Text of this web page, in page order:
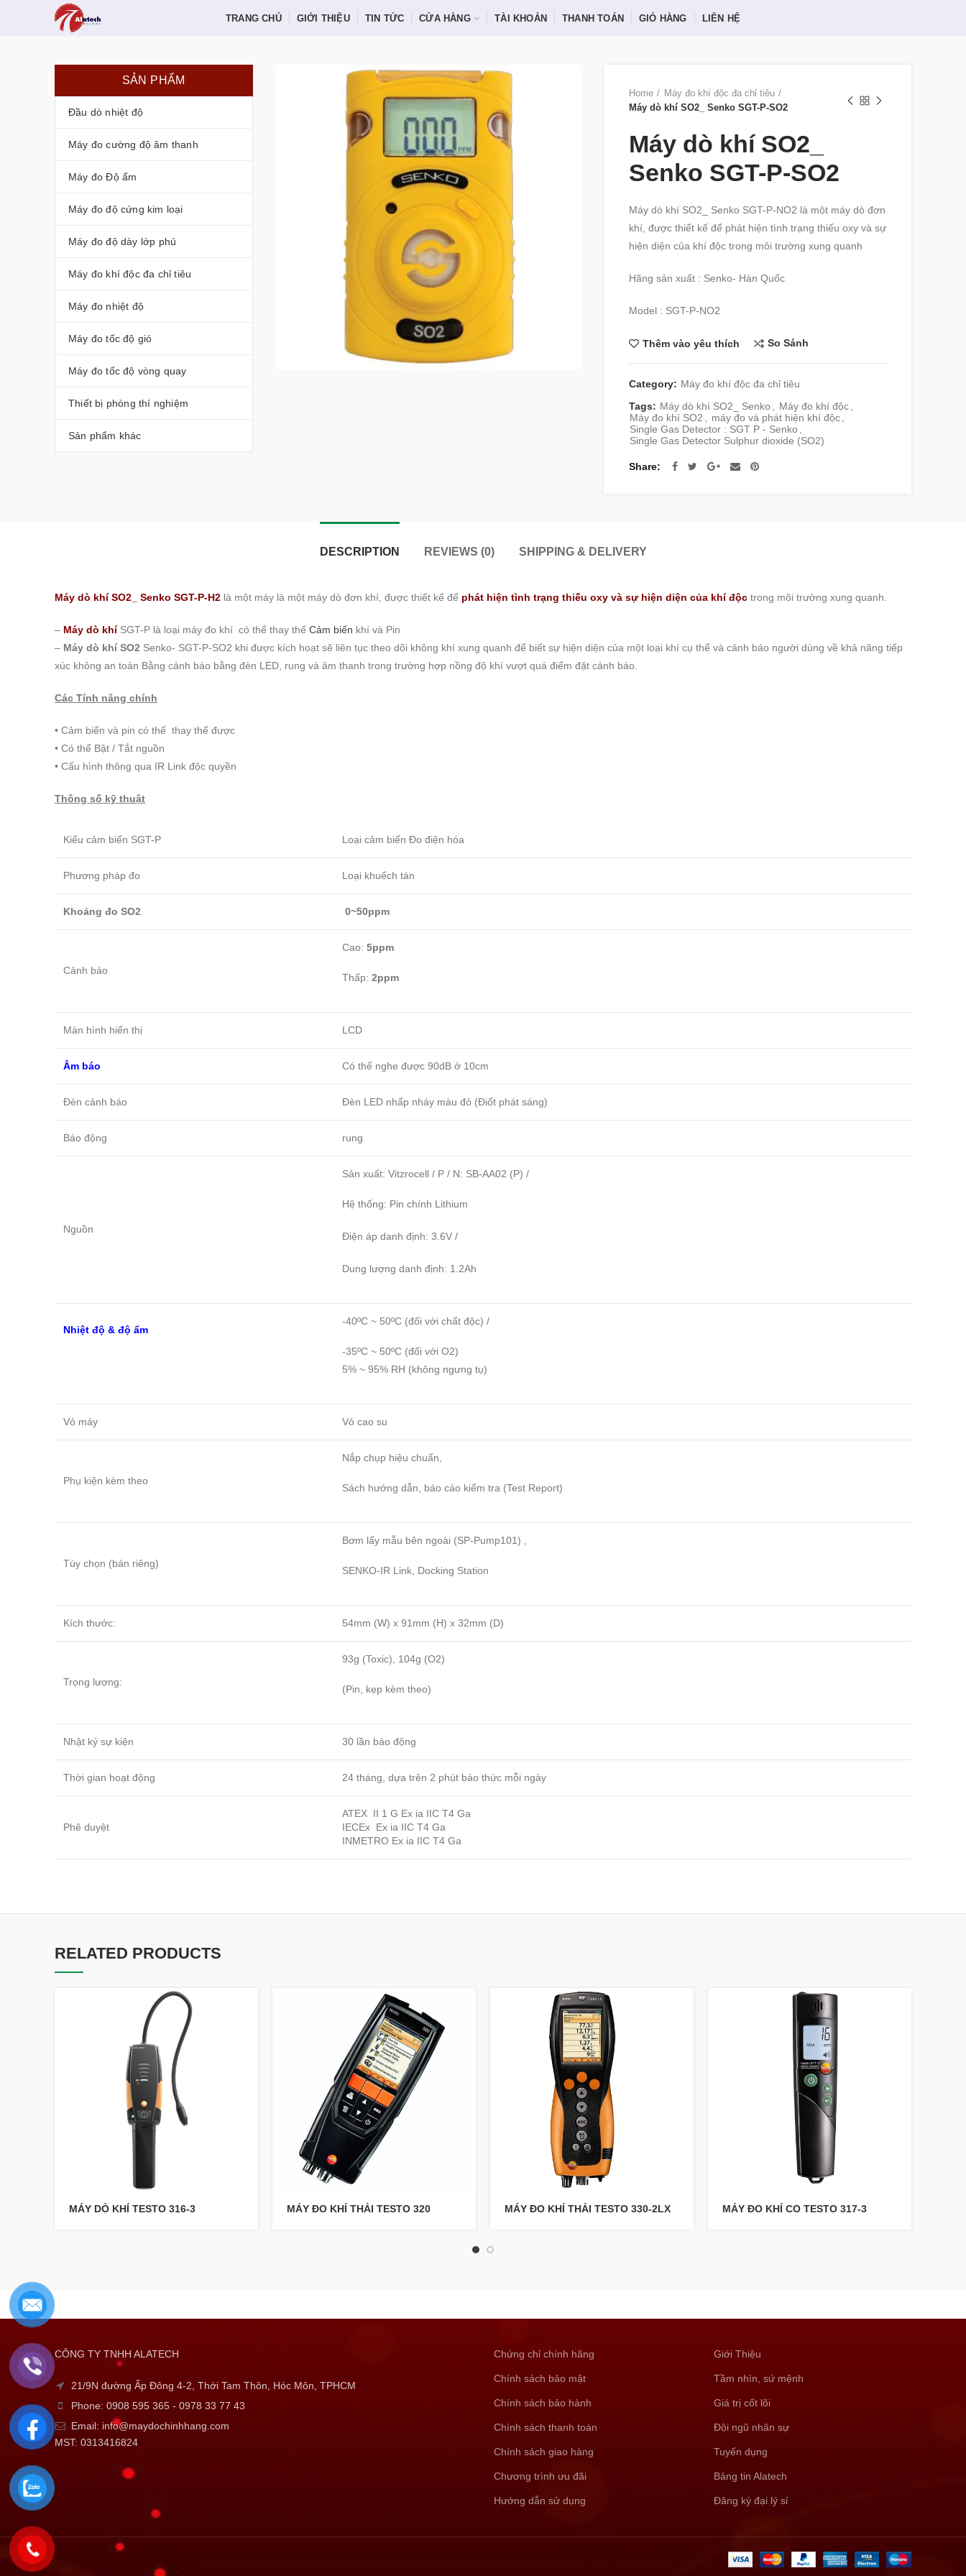
TRANG CHỦ GIỚI THIỆU TIN TỨC CỬA HÀNG TÀI KHOẢN THANH TOÁN GIỎ HÀNG LIÊN HỆ
Home
Máy đo khí độc đa chỉ tiêu
Máy dò khí SO2_ Senko SGT-P-SO2
Máy dò khí SO2_
Senko SGT-P-SO2
Máy dò khí SO2_ Senko SGT-P-NO2 là một máy dò đơn
khí, được thiết kế để phát hiện tình trạng thiếu oxy và sự
hiện diện của khí độc trong môi trường xung quanh
Hãng sản xuất : Senko- Hàn Quốc
Model : SGT-P-NO2
Thêm vào yêu thích So Sánh
Category: Máy đo khí độc đa chỉ tiêu
Tags: Máy dò khí SO2_ Senko , Máy đo khí độc ,
Máy đo khí SO2 , máy đo và phát hiện khí độc ,
Single Gas Detector : SGT P - Senko ,
Single Gas Detector Sulphur dioxide (SO2)
Share
SẢN PHẨM
Đầu dò nhiệt độ
Máy đo cường độ âm thanh
Máy đo Độ ẩm
Máy đo độ cứng kim loại
Máy đo độ dày lớp phủ
Máy đo khí độc đa chỉ tiêu
Máy đo nhiệt độ
Máy đo tốc độ gió
Máy đo tốc độ vòng quay
Thiết bị phòng thí nghiệm
Sản phẩm khác
DESCRIPTION REVIEWS (0) SHIPPING & DELIVERY
Máy dò khí SO2_ Senko SGT-P-H2 là một máy là một máy dò đơn khí, được thiết kế để phát hiện tình trạng thiếu oxy và sự hiện diện của khí độc trong môi trường xung quanh.
– Máy dò khí SGT-P là loại máy đo khí có thể thay thế Cảm biến khí và Pin
– Máy dò khí SO2 Senko- SGT-P-SO2 khi được kích hoạt sẽ liên tục theo dõi không khí xung quanh để biết sự hiện diện của một loại khí cụ thể và cảnh báo người dùng về khả năng tiếp
xúc không an toàn Bằng cảnh báo bằng đèn LED, rung và âm thanh trong trường hợp nồng độ khí vượt quá điểm đặt cảnh báo.
Các Tính năng chính
• Cảm biến và pin có thể thay thế được
• Có thể Bật / Tắt nguồn
• Cấu hình thông qua IR Link độc quyền
Thông số kỹ thuật
Kiểu cảm biến SGT-P Loại cảm biến Đo điện hóa
Phương pháp đo Loại khuếch tán
Khoảng đo SO2 0~50ppm
Cảnh báo
Cao: 5ppm
Thấp: 2ppm
Màn hình hiển thị LCD
Âm báo Có thể nghe được 90dB ở 10cm
Đèn cảnh báo Đèn LED nhấp nháy màu đỏ (Điốt phát sáng)
Báo động rung
Nguồn
Sản xuất: Vitzrocell / P / N: SB-AA02 (P) /
Hệ thống: Pin chính Lithium
Điện áp danh định: 3.6V /
Dung lượng danh định: 1.2Ah
Nhiệt độ & độ ẩm
-40ºC ~ 50ºC (đối với chất độc) /
-35ºC ~ 50ºC (đối với O2)
5% ~ 95% RH (không ngưng tụ)
Vỏ máy Vỏ cao su
Phụ kiện kèm theo
Nắp chụp hiệu chuẩn,
Sách hướng dẫn, báo cáo kiểm tra (Test Report)
Tùy chọn (bán riêng)
Bơm lấy mẫu bên ngoài (SP-Pump101) ,
SENKO-IR Link, Docking Station
Kích thước: 54mm (W) x 91mm (H) x 32mm (D)
Trọng lượng:
93g (Toxic), 104g (O2)
(Pin, kẹp kèm theo)
Nhật ký sự kiện 30 lần báo động
Thời gian hoạt động 24 tháng, dựa trên 2 phút báo thức mỗi ngày
Phê duyệt
ATEX II 1 G Ex ia IIC T4 Ga
IECEx Ex ia IIC T4 Ga
INMETRO Ex ia IIC T4 Ga
RELATED PRODUCTS
MÁY DÒ KHÍ TESTO 316-3 MÁY ĐO KHÍ THẢI TESTO 320 MÁY ĐO KHÍ THẢI TESTO 330-2LX MÁY ĐO KHÍ CO TESTO 317-3
CÔNG TY TNHH ALATECH
21/9N đường Ấp Đông 4-2, Thới Tam Thôn, Hóc Môn, TPHCM
Phone: 0908 595 365 - 0978 33 77 43
Email: info@maydochinhhang.com
MST: 0313416824
Chứng chỉ chính hãng
Chính sách bảo mật
Chính sách bảo hành
Chính sách thanh toán
Chính sách giao hàng
Chương trình ưu đãi
Hướng dẫn sử dụng
Giới Thiệu
Tầm nhìn, sứ mệnh
Giá trị cốt lõi
Đội ngũ nhân sự
Tuyển dụng
Bảng tin Alatech
Đăng ký đại lý sỉ